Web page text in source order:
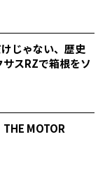
じゃない、歴史
スRZで箱根をソ
MOTOR